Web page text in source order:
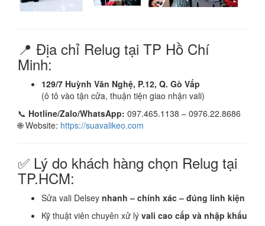
📍 Địa chỉ Relug tại TP Hồ Chí
Minh:
129/7 Huỳnh Văn Nghệ, P.12, Q. Gò Vấp
(ô tô vào tận cửa, thuận tiện giao nhận vali)
📞 Hotline/Zalo/WhatsApp: 097.465.1138 – 0976.22.8686
🌐 Website: https://suavalikeo.com
✅ Lý do khách hàng chọn Relug tại
TP.HCM:
Sửa vali Delsey nhanh – chính xác – đúng linh kiện
Kỹ thuật viên chuyên xử lý vali cao cấp và nhập khẩu